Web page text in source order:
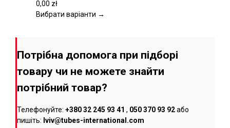
на
0,00 zł
Вибрати варіанти →
Потрібна допомога при підборі
товару чи не можете знайти
потрібний товар?
Телефонуйте: +380 32 245 93 41 , 050 370 93 92або
пишіть: lviv@tubes-international.com